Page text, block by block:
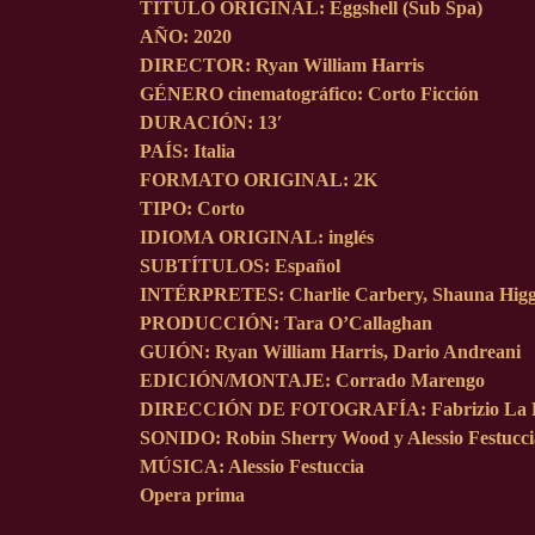
TÍTULO ORIGINAL: Eggshell (Sub Spa)
AÑO: 2020
DIRECTOR: Ryan William Harris
GÉNERO cinematográfico: Corto Ficción
DURACIÓN: 13′
PAÍS: Italia
FORMATO ORIGINAL: 2K
TIPO: Corto
IDIOMA ORIGINAL: inglés
SUBTÍTULOS: Español
INTÉRPRETES: Charlie Carbery, Shauna
PRODUCCIÓN: Tara O’Callaghan
GUIÓN: Ryan William Harris, Dario Andreani
EDICIÓN/MONTAJE: Corrado Marengo
DIRECCIÓN DE FOTOGRAFÍA: Fabrizio La
SONIDO: Robin Sherry Wood y Alessio
MÚSICA: Alessio Festuccia
Opera prima